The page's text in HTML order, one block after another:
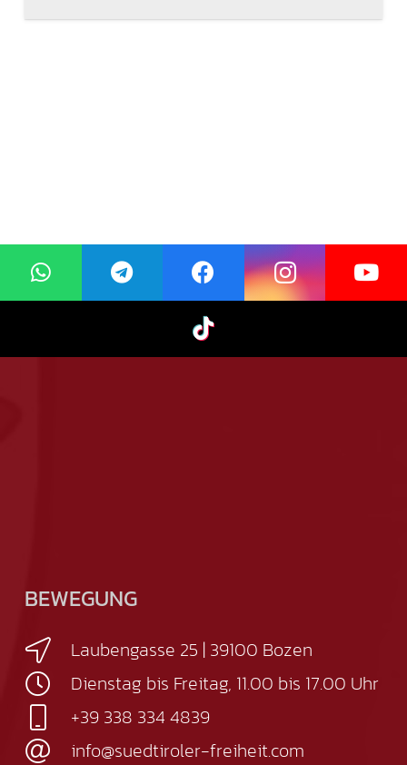
BEWEGUNG
Laubengasse 25 | 39100 Bozen
Dienstag bis Freitag, 11.00 bis 17.00 Uhr
+39 338 334 4839
info@suedtiroler-freiheit.com